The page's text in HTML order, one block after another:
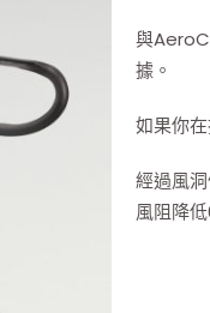
與
據。
如果你
經過風
風阻降